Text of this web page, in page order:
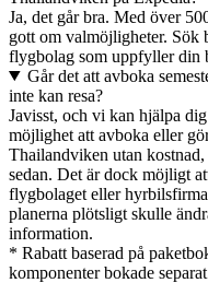
Ja, det går bra. Med över
gott om valmöjligheter. Sök
flygbolag som uppfyller din
Går det att avboka
inte kan resa?
Javisst, och vi kan hjälpa
möjlighet att avboka eller
Thailandviken utan
sedan. Det är dock möjligt
flygbolaget eller
planerna plötsligt skulle
information.
* Rabatt baserad på
komponenter bokade